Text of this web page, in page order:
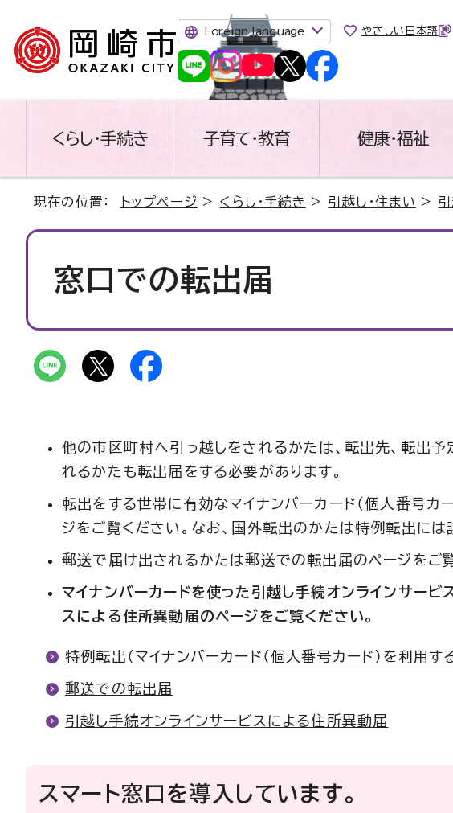
Foreign language やさしい日本語
くらし・手続き 子育て・教育 健康・福祉
現在の位置： トップページ > くらし・手続き > 引越し・住まい >
窓口での転出届
他の市区町村へ引っ越しをされるかたは、転出先、転出
れるかたも転出届をする必要があります。
転出をする世帯に有効なマイナンバーカード（個人番号カ
ジをご覧ください。なお、国外転出のかたは特例転出には
郵送で届け出されるかたは郵送での転出届のページをご覧
マイナンバーカードを使った引越し手続オンラインサー
スによる住所異動届のページをご覧ください。
特例転出（マイナンバーカード（個人番号カード）を利用す
郵送での転出届
引越し手続オンラインサービスによる住所異動届
スマート窓口を導入しています。